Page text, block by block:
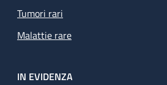
Tumori rari
Malattie rare
IN EVIDENZA